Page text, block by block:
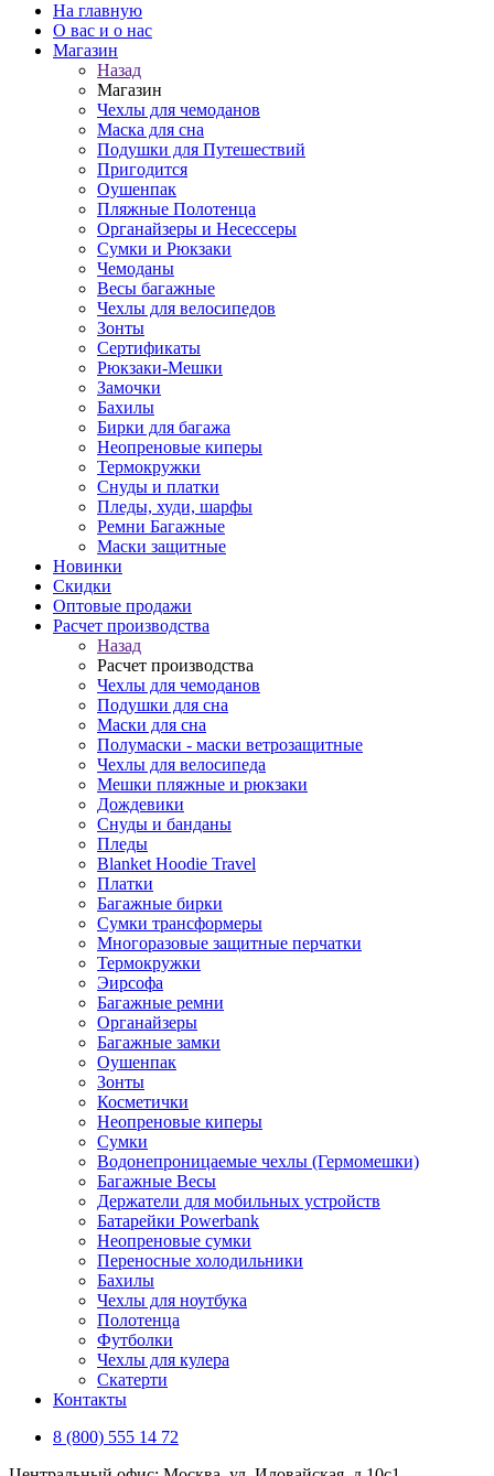
На главную
О вас и о нас
Магазин
Назад
Магазин
Чехлы для чемоданов
Маска для сна
Подушки для Путешествий
Пригодится
Оушенпак
Пляжные Полотенца
Органайзеры и Несессеры
Сумки и Рюкзаки
Чемоданы
Весы багажные
Чехлы для велосипедов
Зонты
Сертификаты
Рюкзаки-Мешки
Замочки
Бахилы
Бирки для багажа
Неопреновые киперы
Термокружки
Снуды и платки
Пледы, худи, шарфы
Ремни Багажные
Маски защитные
Новинки
Скидки
Оптовые продажи
Расчет производства
Назад
Расчет производства
Чехлы для чемоданов
Подушки для сна
Маски для сна
Полумаски - маски ветрозащитные
Чехлы для велосипеда
Мешки пляжные и рюкзаки
Дождевики
Снуды и банданы
Пледы
Blanket Hoodie Travel
Платки
Багажные бирки
Сумки трансформеры
Многоразовые защитные перчатки
Термокружки
Эирсофа
Багажные ремни
Органайзеры
Багажные замки
Оушенпак
Зонты
Косметички
Неопреновые киперы
Сумки
Водонепроницаемые чехлы (Гермомешки)
Багажные Весы
Держатели для мобильных устройств
Батарейки Powerbank
Неопреновые сумки
Переносные холодильники
Бахилы
Чехлы для ноутбука
Полотенца
Футболки
Чехлы для кулера
Скатерти
Контакты
8 (800) 555 14 72